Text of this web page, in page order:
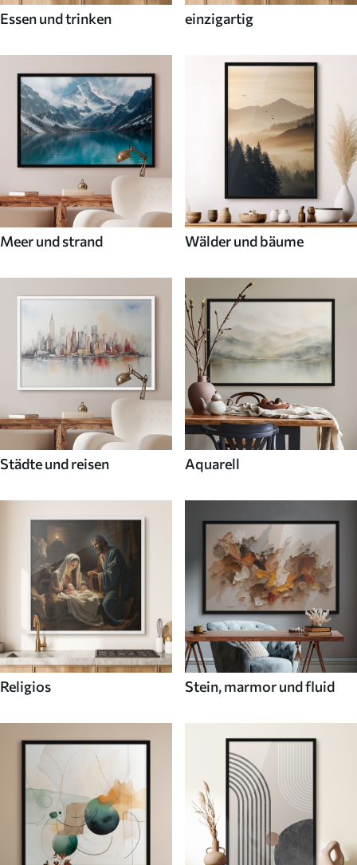
Essen und trinken einzigartig
Meer und strand Wälder und bäume
Städte und reisen Aquarell
Religios Stein, marmor und fluid